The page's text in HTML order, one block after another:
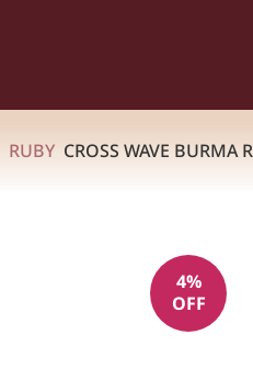
RUBY CROSS WAVE BURMA
4%
OFF